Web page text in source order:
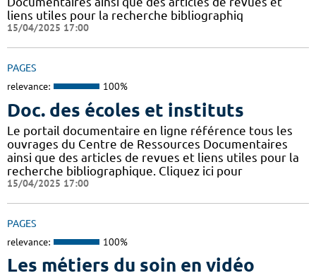
liens utiles pour la recherche bibliographiq
15/04/2025 17:00
PAGES
relevance: 100%
Doc. des écoles et instituts
Le portail documentaire en ligne référence tous les
ouvrages du Centre de Ressources Documentaires
ainsi que des articles de revues et liens utiles pour la
recherche bibliographique. Cliquez ici pour
15/04/2025 17:00
PAGES
relevance: 100%
Les métiers du soin en vidéo